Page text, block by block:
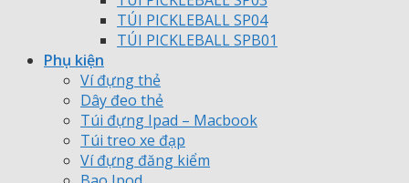
TÚI PICKLEBALL SP04
TÚI PICKLEBALL SPB01
Phụ kiện
Ví đựng thẻ
Dây đeo thẻ
Túi đựng Ipad – Macbook
Túi treo xe đạp
Ví đựng đăng kiểm